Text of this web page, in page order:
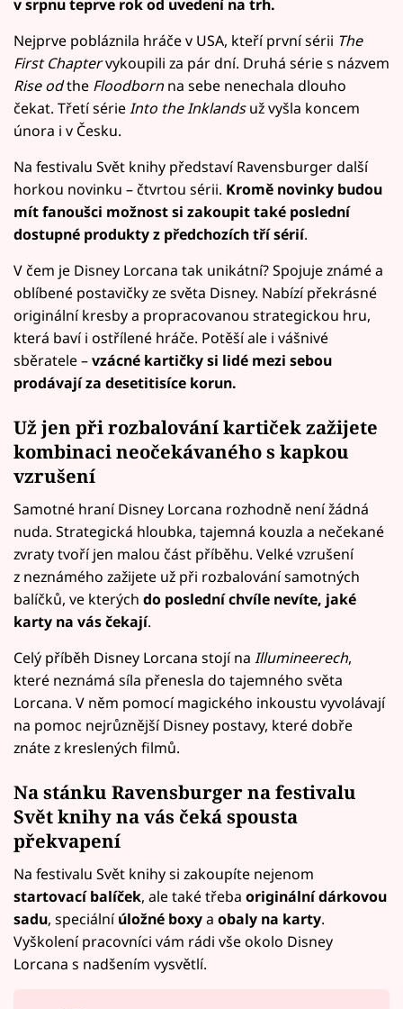
v srpnu teprve rok od uvedení na trh.
Nejprve pobláznila hráče v USA, kteří první sérii The
First Chaptervykoupili za pár dní. Druhá série s názvem
Rise odthe Floodborn na sebe nenechala dlouho
čekat. Třetí sérieInto the Inklandsuž vyšla koncem
února i v Česku.
Na festivalu Svět knihy představí Ravensburger další
horkou novinku – čtvrtou sérii. Kromě novinky budou
mít fanoušci možnost si zakoupit také poslední
dostupné produkty z předchozích tří sérií.
V čem je Disney Lorcana tak unikátní? Spojuje známé a
oblíbené postavičky ze světa Disney. Nabízí překrásné
originální kresby a propracovanou strategickou hru,
která baví i ostřílené hráče. Potěší ale i vášnivé
sběratele –vzácné kartičky si lidé mezi sebou
prodávají za desetitisíce korun.
Už jen při rozbalování kartiček zažijete
kombinaci neočekávaného s kapkou
vzrušení
Samotné hraní Disney Lorcana rozhodně není žádná
nuda. Strategická hloubka, tajemná kouzla a nečekané
zvraty tvoří jen malou část příběhu. Velké vzrušení
z neznámého zažijete už při rozbalování samotných
balíčků, ve kterých do poslední chvíle nevíte, jaké
karty na vás čekají.
Celý příběh Disney Lorcana stojí na Illumineerech,
které neznámá síla přenesla do tajemného světa
Lorcana. V něm pomocí magického inkoustu vyvolávají
na pomoc nejrůznější Disney postavy, které dobře
znáte z kreslených filmů.
Na stánku Ravensburger na festivalu
Svět knihy na vás čeká spousta
překvapení
Na festivalu Svět knihy si zakoupíte nejenom
startovací balíček, ale také třeba originální dárkovou
sadu, speciálníúložné boxya obaly na karty.
Vyškolení pracovníci vám rádi vše okolo Disney
Lorcana s nadšením vysvětlí.